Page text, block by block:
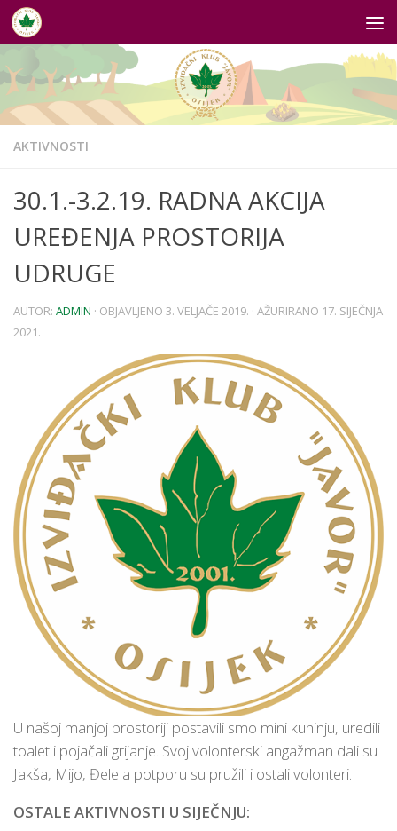
Skip to content
AKTIVNOSTI
30.1.-3.2.19. RADNA AKCIJA
UREĐENJA PROSTORIJA
UDRUGE
AUTOR: ADMIN · OBJAVLJENO 3. VELJAČE 2019. · AŽURIRANO 17. SIJEČNJA
2021.
U našoj manjoj prostoriji postavili smo mini kuhinju, uredili
toalet i pojačali grijanje. Svoj volonterski angažman dali su
Jakša, Mijo, Đele a potporu su pružili i ostali volonteri.
OSTALE AKTIVNOSTI U SIJEČNJU: